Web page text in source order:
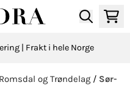
| Frakt i hele Norge
og Trøndelag / Sør-